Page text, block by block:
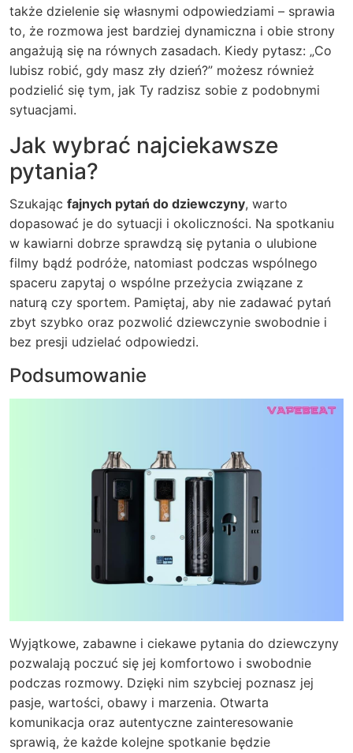
także dzielenie się własnymi odpowiedziami – sprawia
to, że rozmowa jest bardziej dynamiczna i obie strony
angażują się na równych zasadach. Kiedy pytasz: „Co
lubisz robić, gdy masz zły dzień?” możesz również
podzielić się tym, jak Ty radzisz sobie z podobnymi
sytuacjami.
Jak wybrać najciekawsze
pytania?
Szukając fajnych pytań do dziewczyny, warto
dopasować je do sytuacji i okoliczności. Na spotkaniu
w kawiarni dobrze sprawdzą się pytania o ulubione
filmy bądź podróże, natomiast podczas wspólnego
spaceru zapytaj o wspólne przeżycia związane z
naturą czy sportem. Pamiętaj, aby nie zadawać pytań
zbyt szybko oraz pozwolić dziewczynie swobodnie i
bez presji udzielać odpowiedzi.
Podsumowanie
Wyjątkowe, zabawne i ciekawe pytania do dziewczyny
pozwalają poczuć się jej komfortowo i swobodnie
podczas rozmowy. Dzięki nim szybciej poznasz jej
pasje, wartości, obawy i marzenia. Otwarta
komunikacja oraz autentyczne zainteresowanie
sprawią, że każde kolejne spotkanie będzie